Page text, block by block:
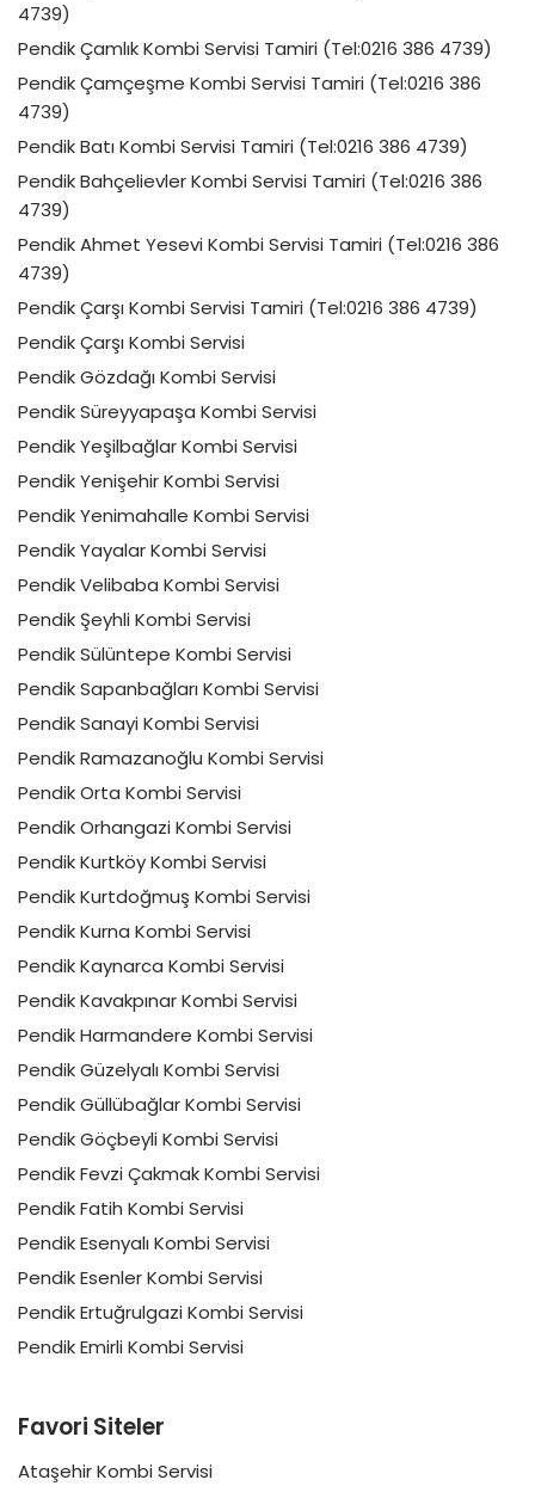
4739)
Pendik Çamlık Kombi Servisi Tamiri (Tel:0216 386 4739)
Pendik Çamçeşme Kombi Servisi Tamiri (Tel:0216 386
4739)
Pendik Batı Kombi Servisi Tamiri (Tel:0216 386 4739)
Pendik Bahçelievler Kombi Servisi Tamiri (Tel:0216 386
4739)
Pendik Ahmet Yesevi Kombi Servisi Tamiri (Tel:0216 386
4739)
Pendik Çarşı Kombi Servisi Tamiri (Tel:0216 386 4739)
Pendik Çarşı Kombi Servisi
Pendik Gözdağı Kombi Servisi
Pendik Süreyyapaşa Kombi Servisi
Pendik Yeşilbağlar Kombi Servisi
Pendik Yenişehir Kombi Servisi
Pendik Yenimahalle Kombi Servisi
Pendik Yayalar Kombi Servisi
Pendik Velibaba Kombi Servisi
Pendik Şeyhli Kombi Servisi
Pendik Sülüntepe Kombi Servisi
Pendik Sapanbağları Kombi Servisi
Pendik Sanayi Kombi Servisi
Pendik Ramazanoğlu Kombi Servisi
Pendik Orta Kombi Servisi
Pendik Orhangazi Kombi Servisi
Pendik Kurtköy Kombi Servisi
Pendik Kurtdoğmuş Kombi Servisi
Pendik Kurna Kombi Servisi
Pendik Kaynarca Kombi Servisi
Pendik Kavakpınar Kombi Servisi
Pendik Harmandere Kombi Servisi
Pendik Güzelyalı Kombi Servisi
Pendik Güllübağlar Kombi Servisi
Pendik Göçbeyli Kombi Servisi
Pendik Fevzi Çakmak Kombi Servisi
Pendik Fatih Kombi Servisi
Pendik Esenyalı Kombi Servisi
Pendik Esenler Kombi Servisi
Pendik Ertuğrulgazi Kombi Servisi
Pendik Emirli Kombi Servisi
Favori Siteler
Ataşehir Kombi Servisi